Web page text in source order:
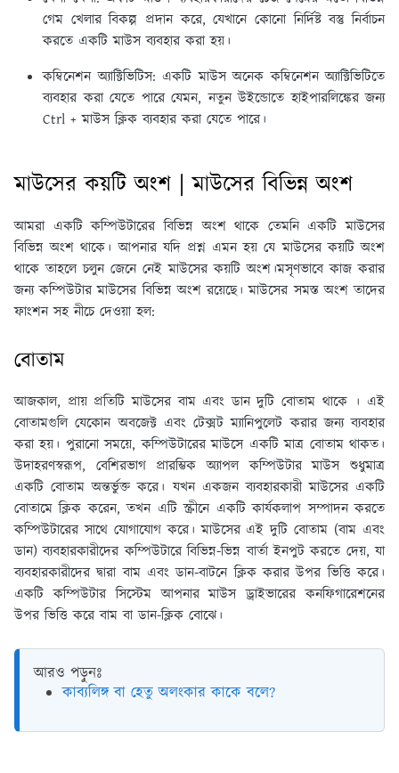
গেম খেলার বিকল্প প্রদান করে, যেখানে কোনো নির্দিষ্ট বস্তু নির্বাচন
করতে একটি মাউস ব্যবহার করা হয়।
কম্বিনেশন অ্যাক্টিভিটিস: একটি মাউস অনেক কম্বিনেশন অ্যাক্টিভিটিতে
ব্যবহার করা যেতে পারে যেমন, নতুন উইন্ডোতে হাইপারলিঙ্কের জন্য
Ctrl + মাউস ক্লিক ব্যবহার করা যেতে পারে।
মাউসের কয়টি অংশ | মাউসের বিভিন্ন অংশ
আমরা একটি কম্পিউটারের বিভিন্ন অংশ থাকে তেমনি একটি মাউসের
বিভিন্ন অংশ থাকে। আপনার যদি প্রশ্ন এমন হয় যে মাউসের কয়টি অংশ
থাকে তাহলে চলুন জেনে নেই মাউসের কয়টি অংশ।মসৃণভাবে কাজ করার
জন্য কম্পিউটার মাউসের বিভিন্ন অংশ রয়েছে। মাউসের সমস্ত অংশ তাদের
ফাংশন সহ নীচে দেওয়া হল:
বোতাম
আজকাল, প্রায় প্রতিটি মাউসের বাম এবং ডান দুটি বোতাম থাকে । এই
বোতামগুলি যেকোন অবজেক্ট এবং টেক্সট ম্যানিপুলেট করার জন্য ব্যবহার
করা হয়। পুরানো সময়ে, কম্পিউটারের মাউসে একটি মাত্র বোতাম থাকত।
উদাহরণস্বরূপ, বেশিরভাগ প্রারম্ভিক অ্যাপল কম্পিউটার মাউস শুধুমাত্র
একটি বোতাম অন্তর্ভুক্ত করে। যখন একজন ব্যবহারকারী মাউসের একটি
বোতামে ক্লিক করেন, তখন এটি স্ক্রীনে একটি কার্যকলাপ সম্পাদন করতে
কম্পিউটারের সাথে যোগাযোগ করে। মাউসের এই দুটি বোতাম (বাম এবং
ডান) ব্যবহারকারীদের কম্পিউটারে বিভিন্ন-ভিন্ন বার্তা ইনপুট করতে দেয়, যা
ব্যবহারকারীদের দ্বারা বাম এবং ডান-বাটনে ক্লিক করার উপর ভিত্তি করে।
একটি কম্পিউটার সিস্টেম আপনার মাউস ড্রাইভারের কনফিগারেশনের
উপর ভিত্তি করে বাম বা ডান-ক্লিক বোঝে।
আরও পড়ুনঃ
কাব্যলিঙ্গ বা হেতু অলংকার কাকে বলে?